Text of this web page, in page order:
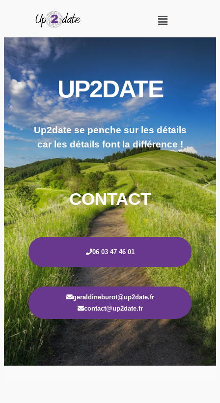
UP2DATE
Up2date se penche sur les détails
car les détails font la différence !
CONTACT
06 03 47 46 01
geraldineburot@up2date.fr
contact@up2date.fr